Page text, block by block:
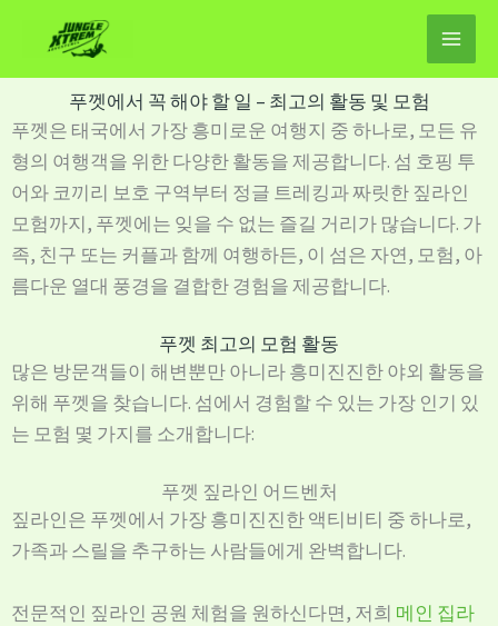
츠
건
너
뛰
기
푸껫에서 꼭 해야 할 일 – 최고의 활동 및 모험
푸껫은 태국에서 가장 흥미로운 여행지 중 하나로, 모든 유
형의 여행객을 위한 다양한 활동을 제공합니다. 섬 호핑 투
어와 코끼리 보호 구역부터 정글 트레킹과 짜릿한 짚라인
모험까지, 푸껫에는 잊을 수 없는 즐길 거리가 많습니다. 가
족, 친구 또는 커플과 함께 여행하든, 이 섬은 자연, 모험, 아
름다운 열대 풍경을 결합한 경험을 제공합니다.
푸껫 최고의 모험 활동
많은 방문객들이 해변뿐만 아니라 흥미진진한 야외 활동을
위해 푸껫을 찾습니다. 섬에서 경험할 수 있는 가장 인기 있
는 모험 몇 가지를 소개합니다:
푸껫 짚라인 어드벤처
짚라인은 푸껫에서 가장 흥미진진한 액티비티 중 하나로,
가족과 스릴을 추구하는 사람들에게 완벽합니다.
전문적인 짚라인 공원 체험을 원하신다면, 저희 메인 집라